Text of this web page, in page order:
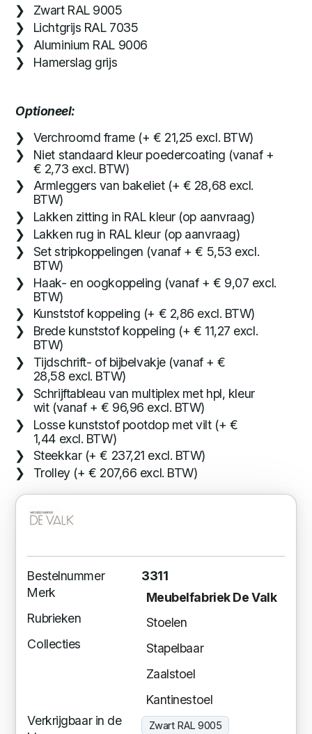
Zwart RAL 9005
Lichtgrijs RAL 7035
Aluminium RAL 9006
Hamerslag grijs
Optioneel:
Verchroomd frame (+ € 21,25 excl. BTW)
Niet standaard kleur poedercoating (vanaf +
€ 2,73 excl. BTW)
Armleggers van bakeliet (+ € 28,68 excl.
BTW)
Lakken zitting in RAL kleur (op aanvraag)
Lakken rug in RAL kleur (op aanvraag)
Set stripkoppelingen (vanaf + € 5,53 excl.
BTW)
Haak- en oogkoppeling (vanaf + € 9,07 excl.
BTW)
Kunststof koppeling (+ € 2,86 excl. BTW)
Brede kunststof koppeling (+ € 11,27 excl.
BTW)
Tijdschrift- of bijbelvakje (vanaf + €
28,58 excl. BTW)
Schrijftableau van multiplex met hpl, kleur
wit (vanaf + € 96,96 excl. BTW)
Losse kunststof pootdop met vilt (+ €
1,44 excl. BTW)
Steekkar (+ € 237,21 excl. BTW)
Trolley (+ € 207,66 excl. BTW)
Bestelnummer
3311
Merk
Meubelfabriek De Valk
Rubrieken
Stoelen
Collecties
Stapelbaar
Zaalstoel
Kantinestoel
Verkrijgbaar in de
Zwart RAL 9005